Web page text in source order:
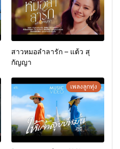
สาวหมอลำลารัก – แต้ว สุ
กัญญา
เพลงลูกทุ่ง